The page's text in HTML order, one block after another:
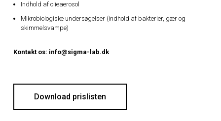
Indhold af olieaerosol
Mikrobiologiske undersøgelser (indhold af bakterier, gær og
skimmelsvampe)
Kontakt os: info@sigma-lab.dk
Download prislisten